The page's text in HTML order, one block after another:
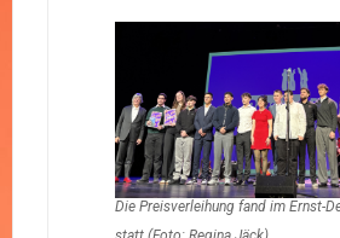
Die Preisverleihung fand im Ernst-